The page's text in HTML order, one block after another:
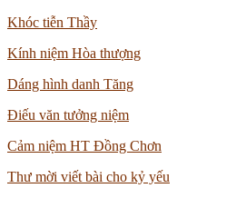
Khóc tiễn Thầy
Kính niệm Hòa thượng
Dáng hình danh Tăng
Điếu văn tưởng niệm
Cảm niệm HT Đồng Chơn
Thư mời viết bài cho kỷ yếu